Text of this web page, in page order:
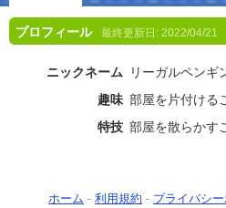
プロフィール 最終更新日: 2022/04/21
ニックネーム
リーガルペンギ
趣味 部屋を片付ける
特技 部屋を散らかす
ホーム - 利用規約 - プライバシ